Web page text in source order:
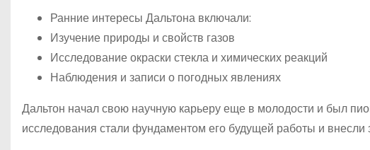
Ранние интересы Дальтона включали:
Изучение природы и свойств газов
Исследование окраски стекла и химических реакций
Наблюдения и записи о погодных явлениях
Дальтон начал свою научную карьеру еще в молодости и был
исследования стали фундаментом его будущей работы и внесли